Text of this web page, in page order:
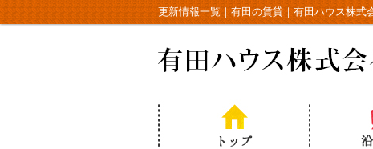
更新情報一覧｜有田の賃貸｜有田ハウス株式